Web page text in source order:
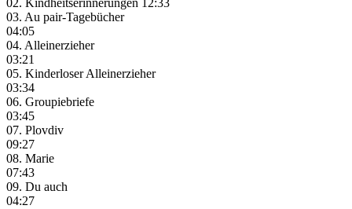
02. Kindheitserinnerungen 12:33
03. Au pair-Tagebücher
04:05
04. Alleinerzieher
03:21
05. Kinderloser Alleinerzieher
03:34
06. Groupiebriefe
03:45
07. Plovdiv
09:27
08. Marie
07:43
09. Du auch
04:27